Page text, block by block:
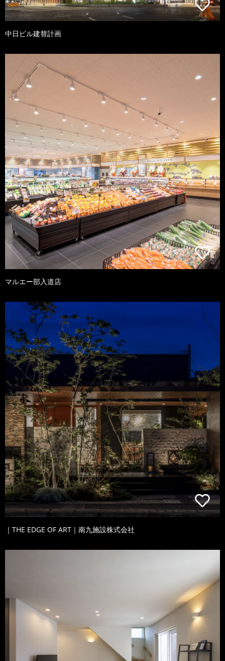
中日ビル建替計画
マルエー部入道店
｜THE EDGE OF ART｜南九施設株式会社